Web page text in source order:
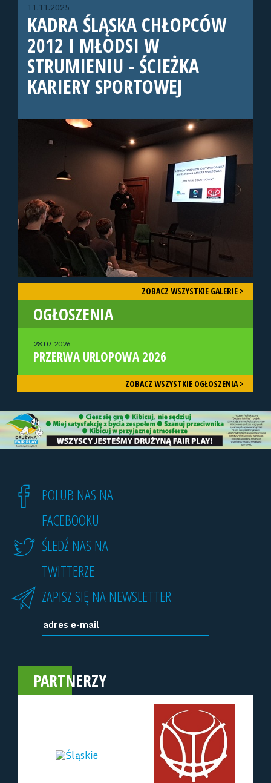
11.11.2025
KADRA ŚLĄSKA CHŁOPCÓW
2012 I MŁODSI W
STRUMIENIU - ŚCIEŻKA
KARIERY SPORTOWEJ
ZOBACZ WSZYSTKIE GALERIE >
OGŁOSZENIA
28.07.2026
PRZERWA URLOPOWA 2026
ZOBACZ WSZYSTKIE OGŁOSZENIA >
POLUB NAS NA
FACEBOOKU
ŚLEDŹ NAS NA
TWITTERZE
ZAPISZ SIĘ NA NEWSLETTER
PARTNERZY